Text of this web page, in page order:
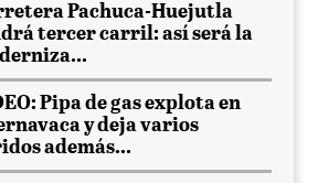
Pachuca-Huejutla
tercer carril: así será la
Pipa de gas explota en
y deja varios
además...